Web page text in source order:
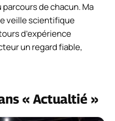
de chacun. Ma
veille scientifique
d’expérience
un regard fiable,
« Actualtié »